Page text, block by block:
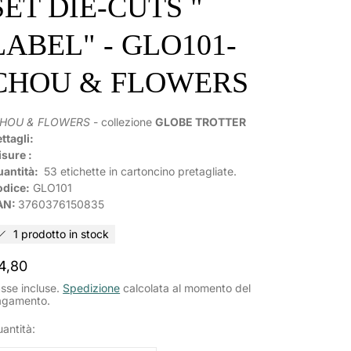
DIE-CUTS "
- GLO101-
& FLOWERS
& FLOWERS - collezione GLOBE TROTTER
:
53 etichette in cartoncino pretagliate.
GLO101
3760376150835
1 prodotto in stock
incluse. Spedizione calcolata al momento del